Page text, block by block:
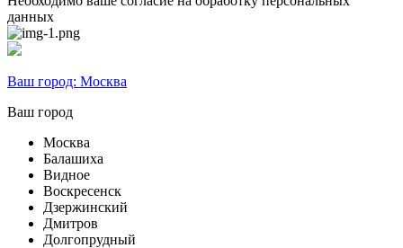
данных
Ваш город: Москва
Ваш город
Москва
Балашиха
Видное
Воскресенск
Дзержинский
Дмитров
Долгопрудный